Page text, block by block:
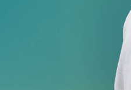
Ausgabe jetzt
das breite Portfolio
sichere
Ladestation für